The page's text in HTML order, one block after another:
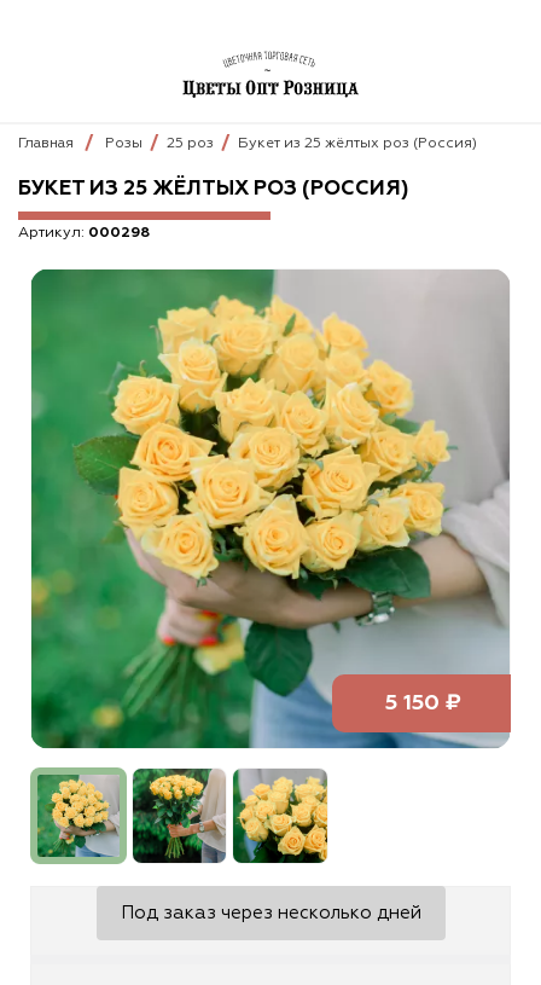
Главная Розы 25 роз Букет из 25 жёлтых роз (Россия)
БУКЕТ ИЗ 25 ЖЁЛТЫХ РОЗ (РОССИЯ)
Артикул: 000298
5 150 ₽
Под заказ через несколько дней